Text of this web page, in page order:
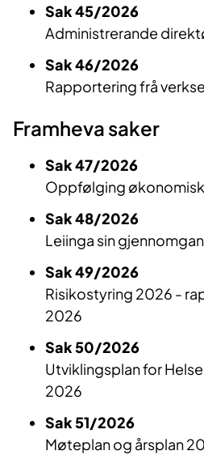
Sak 45/2026
Administrerande
Sak 46/2026
Rapportering frå
Framheva saker
Sak 47/2026
Oppfølging
Sak 48/2026
Leiinga sin
Sak 49/2026
Risikostyring 2026 -
2026
Sak 50/2026
Utviklingsplan for
2026
Sak 51/2026
Møteplan og årsplan